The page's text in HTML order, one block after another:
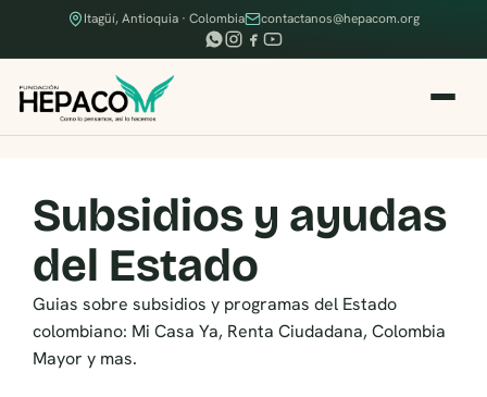
Itagüí, Antioquia · Colombia contactanos@hepacom.org
Subsidios y ayudas
del Estado
Guias sobre subsidios y programas del Estado
colombiano: Mi Casa Ya, Renta Ciudadana, Colombia
Mayor y mas.